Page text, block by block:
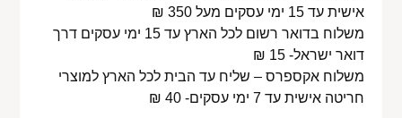
אישית עד 15 ימי עסקים מעל 350 ₪
משלוח בדואר רשום לכל הארץ עד 15 ימי עסקים דרך
דואר ישראל- 15 ₪
משלוח אקספרס – שליח עד הבית לכל הארץ למוצרי
חריטה אישית עד 7 ימי עסקים- 40 ₪